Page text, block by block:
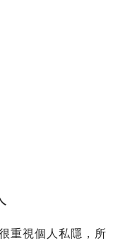
重視個人私隱，所